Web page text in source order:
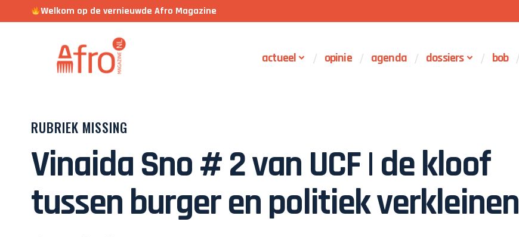
Welkom op de vernieuwde Afro Magazine
actueel opinie agenda dossiers bob
RUBRIEK MISSING
Vinaida Sno # 2 van UCF | de kloof
tussen burger en politiek verkleinen